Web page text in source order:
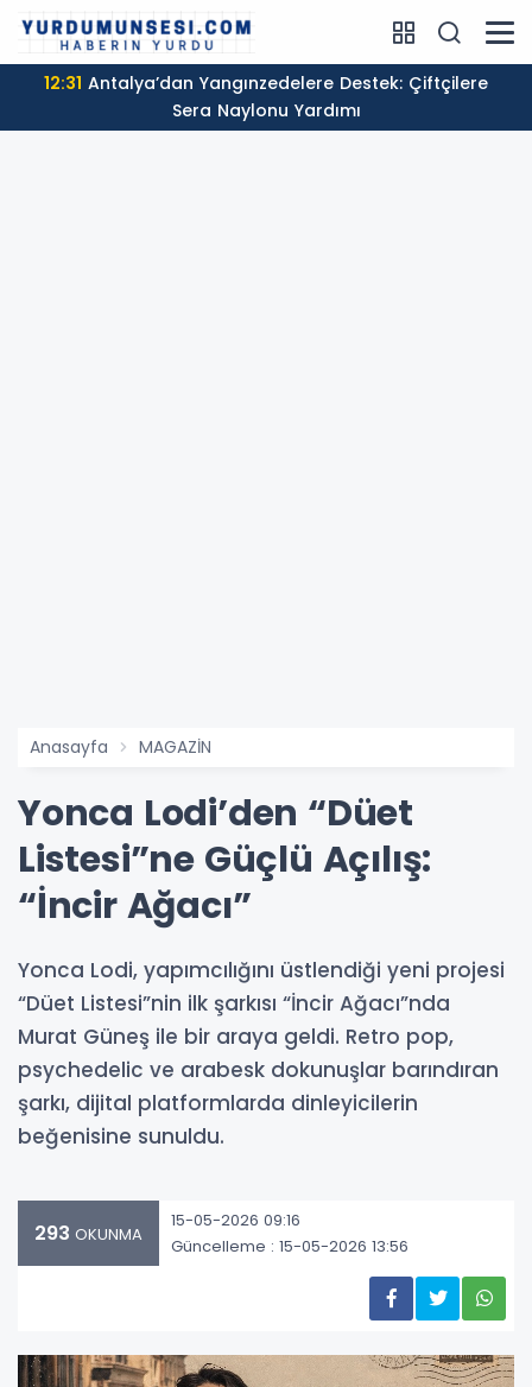
12:31
Sera Naylonu Yardımı
Anasayfa MAGAZİN
Yonca Lodi’den “Düet
Listesi”ne Güçlü Açılış:
“İncir Ağacı”
Yonca Lodi, yapımcılığını üstlendiği yeni projesi
“Düet Listesi”nin ilk şarkısı “İncir Ağacı”nda
Murat Güneş ile bir araya geldi. Retro pop,
psychedelic ve arabesk dokunuşlar barındıran
şarkı, dijital platformlarda dinleyicilerin
beğenisine sunuldu.
293 OKUNMA
15-05-2026 09:16
Güncelleme : 15-05-2026 13:56